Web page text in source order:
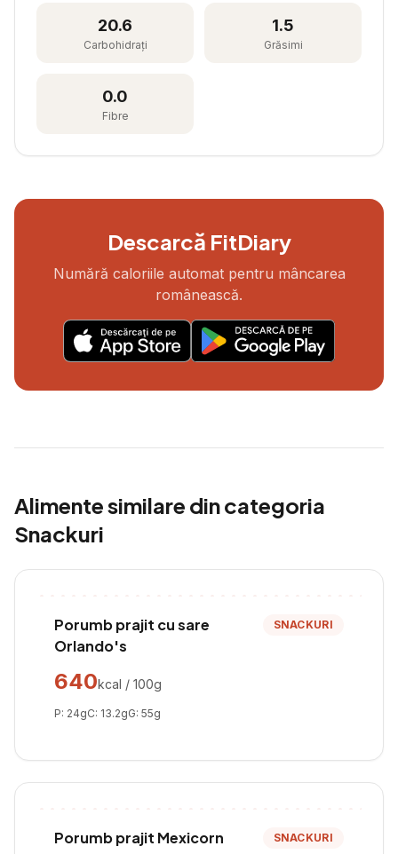
20.6
Carbohidrați
1.5
Grăsimi
0.0
Fibre
Descarcă FitDiary
Numără caloriile automat pentru mâncarea
românească.
Alimente similare din categoria
Snackuri
Porumb prajit cu sare
Orlando's
SNACKURI
640kcal / 100g
P: 24gC: 13.2gG: 55g
Porumb prajit Mexicorn
SNACKURI